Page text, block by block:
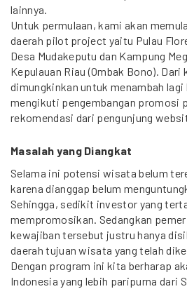
lainnya.
Untuk permulaan, kami akan
daerah pilot project yaitu Pulau
Desa Mudakeputu dan Kampung
Kepulauan Riau (Ombak Bono). Dari
dimungkinkan untuk menambah
mengikuti pengembangan promosi
rekomendasi dari pengunjung
Masalah yang Diangkat
Selama ini potensi wisata belum
karena dianggap belum
Sehingga, sedikit investor yang
mempromosikan. Sedangkan
kewajiban tersebut justru hanya
daerah tujuan wisata yang telah
Dengan program ini kita berharap
Indonesia yang lebih paripurna dari